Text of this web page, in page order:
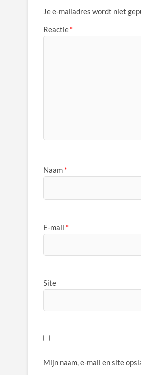
Je e-mailadres wordt niet
Reactie *
Naam *
E-mail *
Site
Mijn naam, e-mail en site